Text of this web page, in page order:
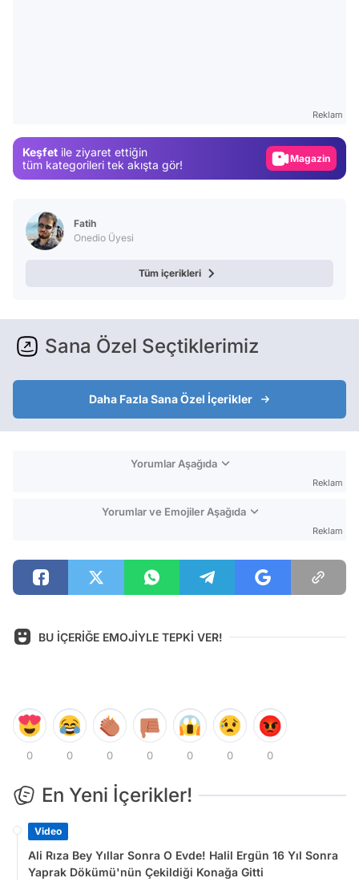
Reklam
Keşfet ile ziyaret ettiğin
tüm kategorileri tek akışta gör!
Magazin
Fatih
Onedio Üyesi
Tüm içerikleri
Sana Özel Seçtiklerimiz
Daha Fazla Sana Özel İçerikler
Yorumlar Aşağıda
Reklam
Yorumlar ve Emojiler Aşağıda
Reklam
BU İÇERİĞE EMOJİYLE TEPKİ VER!
0 0 0 0 0 0 0
En Yeni İçerikler!
Video
Ali Rıza Bey Yıllar Sonra O Evde! Halil Ergün 16 Yıl Sonra
Yaprak Dökümü'nün Çekildiği Konağa Gitti